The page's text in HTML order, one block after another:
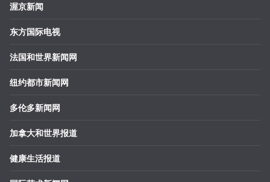
渥京新闻
东方国际电视
法国和世界新闻网
纽约都市新闻网
多伦多新闻网
加拿大和世界报道
健康生活报道